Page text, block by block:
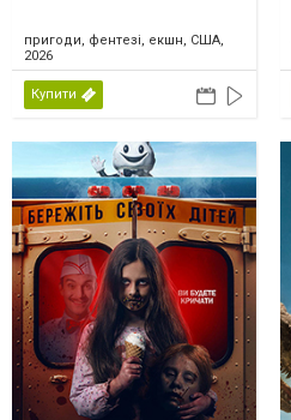
пригоди, фентезі, екшн, США,
2026
Купити